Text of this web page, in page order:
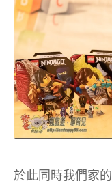
於此同時我們家的